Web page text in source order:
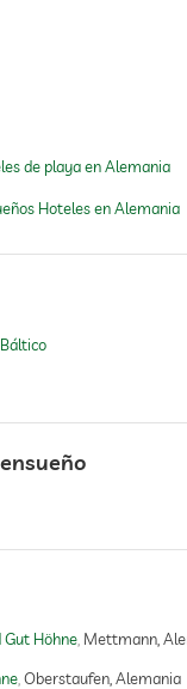
de playa en Alemania
Hoteles en Alemania
Gut Höhne Mettmann,
Oberstaufen, Alemania